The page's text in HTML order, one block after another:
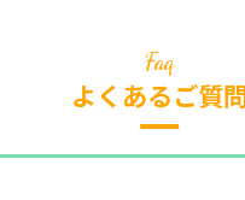
よくあるご質問